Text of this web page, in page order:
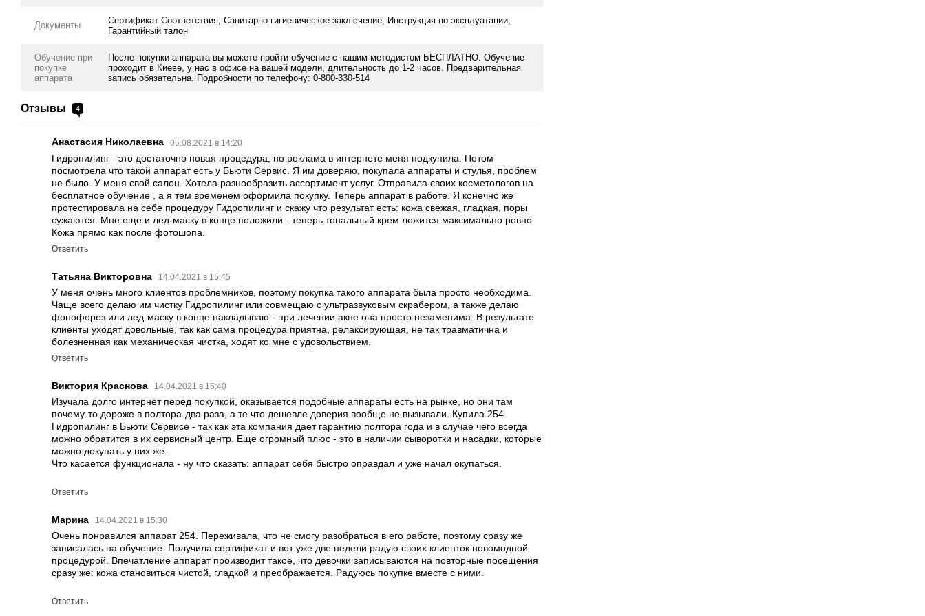
Это современный механический метод очищения кожи с высокой эффективностью. Предусмотрено два типа
ультразвуковых колебаний: постоянные (для пилинга) и импульсные (для микромассажа/фонофореза).
ультразвуковым колебанием достигается эффект микромассажа на клеточном уровне, в результате чего клетки
активизируют свою работу, восстанавливаются.
Фонофорез - известен своей эффективностью в процессе коррекции рубцов. А также это один из самых
действенных способов по устранению второго подбородка, и в лечении целлюлита.
RF-ЛИФТИНГ
- воздействие на кожу и подкожные структуры током высокой частоты радиоволнового диапазона.
При этом ткани нагреваются до +40 / +42
С, что приводит к уплотнению коллагеновых и эластиновых волокон,
запускает процесс регенерации. В результате мгновенно подтягивается кожа лица, улучшается контур лица,
укрепляется тонус кожи, разглаживаются морщины.
КРИОТЕРАПИЯ- это локальное холодовое воздействие на верхние слои кожи с целью снятия покраснений,
снижения воспалительных процессов, закрытие пор после косметических процедур а также улучшения
кровообращения. Криотерапия используется как завершающий этап после травмирующих, абразивных процедур
и проявляет успокаивающий и болеутоляющий эффект.
температурном диапазоне до 0 /+5
о
АКВАСПРЕЙ- мелкодисперсное распыление косметических препаратов. Использование данной функции
позволяет равномерно распылять косметическое средство.
LED-МАСКА- это технология, которая основана на излучении световой энергии разных спектров и на
способности нашей кожи поглощать эту энергию. Каждый спектр светового излучения влияет на клетки кожи по-
коллагена, выравнивает тон кожи и борется с бактериями. При этом кожа не испытывает стрессового воздействия
— лучи света не нагревают кожу и не вызывают фотостарения, как это делает ультрафиолет.
СМОТРИТЕдетальный обзор аппарата на нашем YouTube-канале:
Документы
Сертификат Соответствия, Санитарно-гигиеническое заключение, Инструкция по эксплуатации,
Гарантийный талон
Обучение при
покупке
аппарата
После покупки аппарата вы можете пройти обучение с нашим методистом БЕСПЛАТНО. Обучение
проходит в Киеве, у нас в офисе на вашей модели, длительность до 1-2 часов. Предварительная
запись обязательна. Подробности по телефону: 0-800-330-514
Отзывы 4
Анастасия Николаевна 05.08.2021 в 14:20
Гидропилинг - это достаточно новая процедура, но реклама в интернете меня подкупила. Потом
посмотрела что такой аппарат есть у Бьюти Сервис. Я им доверяю, покупала аппараты и стулья, проблем
не было. У меня свой салон. Хотела разнообразить ассортимент услуг. Отправила своих косметологов на
бесплатное обучение , а я тем временем оформила покупку. Теперь аппарат в работе. Я конечно же
протестировала на себе процедуру Гидропилинг и скажу что результат есть: кожа свежая, гладкая, поры
сужаются. Мне еще и лед-маску в конце положили - теперь тональный крем ложится максимально ровно.
Кожа прямо как после фотошопа.
Ответить
Татьяна Викторовна 14.04.2021 в 15:45
У меня очень много клиентов проблемников, поэтому покупка такого аппарата была просто необходима.
Чаще всего делаю им чистку Гидропилинг или совмещаю с ультразвуковым скрабером, а также делаю
фонофорез или лед-маску в конце накладываю - при лечении акне она просто незаменима. В результате
клиенты уходят довольные, так как сама процедура приятна, релаксирующая, не так травматична и
болезненная как механическая чистка, ходят ко мне с удовольствием.
Ответить
Виктория Краснова 14.04.2021 в 15:40
Изучала долго интернет перед покупкой, оказывается подобные аппараты есть на рынке, но они там
почему-то дороже в полтора-два раза, а те что дешевле доверия вообще не вызывали. Купила 254
Гидропилинг в Бьюти Сервисе - так как эта компания дает гарантию полтора года и в случае чего всегда
можно обратится в их сервисный центр. Еще огромный плюс - это в наличии сыворотки и насадки, которые
можно докупать у них же.
Что касается функционала - ну что сказать: аппарат себя быстро оправдал и уже начал окупаться.
Ответить
Марина 14.04.2021 в 15:30
Очень понравился аппарат 254. Переживала, что не смогу разобраться в его работе, поэтому сразу же
записалась на обучение. Получила сертификат и вот уже две недели радую своих клиенток новомодной
процедурой. Впечатление аппарат производит такое, что девочки записываются на повторные посещения
сразу же: кожа становиться чистой, гладкой и преображается. Радуюсь покупке вместе с ними.
Ответить